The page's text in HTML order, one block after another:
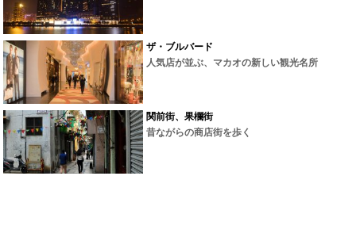
ザ・ブルバード
人気店が並ぶ、マカオの新しい観光名所
関前街、果欄街
昔ながらの商店街を歩く